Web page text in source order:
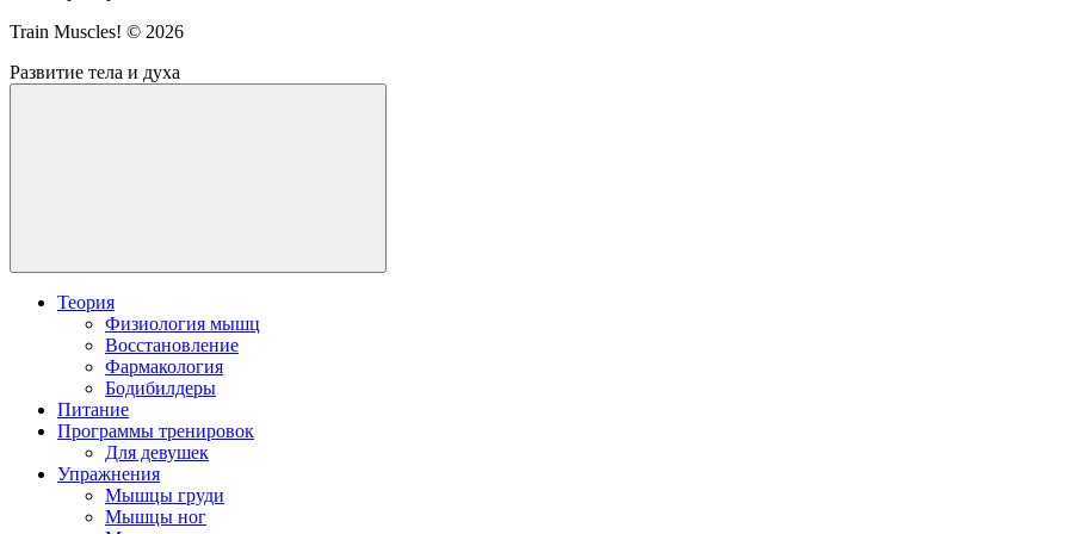
Train Muscles! © 2026
Развитие тела и духа
Теория
Физиология мышц
Восстановление
Фармакология
Бодибилдеры
Питание
Программы тренировок
Для девушек
Упражнения
Мышцы груди
Мышцы ног